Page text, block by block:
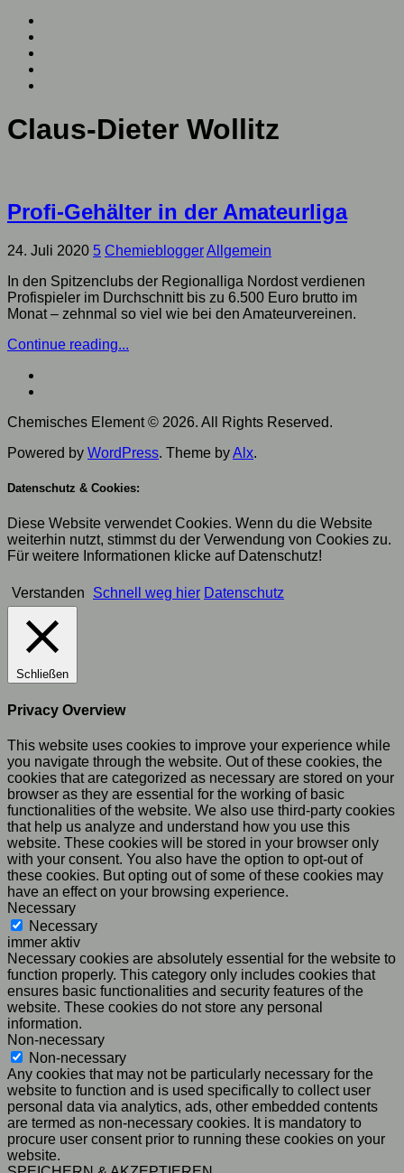
Claus-Dieter Wollitz
Profi-Gehälter in der Amateurliga
24. Juli 2020 5 ChemiebloggerAllgemein
In den Spitzenclubs der Regionalliga Nordost verdienen
Profispieler im Durchschnitt bis zu 6.500 Euro brutto im
Monat – zehnmal so viel wie bei den Amateurvereinen.
Continue reading...
Chemisches Element © 2026. All Rights Reserved.
Powered by WordPress. Theme byAlx.
Datenschutz & Cookies:
Diese Website verwendet Cookies. Wenn du die Website
weiterhin nutzt, stimmst du der Verwendung von Cookies zu.
Für weitere Informationen klicke auf Datenschutz!
Verstanden Schnell weg hier Datenschutz
Schließen
Privacy Overview
This website uses cookies to improve your experience while
you navigate through the website. Out of these cookies, the
cookies that are categorized as necessary are stored on your
browser as they are essential for the working of basic
functionalities of the website. We also use third-party cookies
that help us analyze and understand how you use this
website. These cookies will be stored in your browser only
with your consent. You also have the option to opt-out of
these cookies. But opting out of some of these cookies may
have an effect on your browsing experience.
Necessary
Necessary
immer aktiv
Necessary cookies are absolutely essential for the website to
function properly. This category only includes cookies that
ensures basic functionalities and security features of the
website. These cookies do not store any personal
information.
Non-necessary
Non-necessary
Any cookies that may not be particularly necessary for the
website to function and is used specifically to collect user
personal data via analytics, ads, other embedded contents
are termed as non-necessary cookies. It is mandatory to
procure user consent prior to running these cookies on your
website.